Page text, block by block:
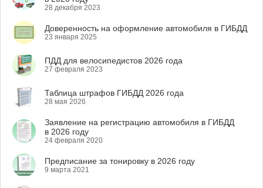
28 декабря 2023
Доверенность на оформление автомобиля в ГИБДД
23 января 2025
ПДД для велосипедистов 2026 года
27 февраля 2023
Таблица штрафов ГИБДД 2026 года
28 мая 2026
Заявление на регистрацию автомобиля в ГИБДД
в 2026 году
24 февраля 2020
Предписание за тонировку в 2026 году
9 марта 2021